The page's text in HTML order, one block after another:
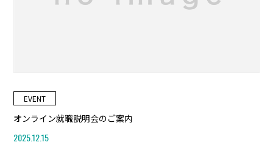
EVENT
オンライン就職説明会のご案内
2025.12.15